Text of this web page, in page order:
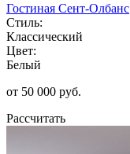
Гостиная Сент-Олбанс
Стиль:
Классический
Цвет:
Белый
от 50 000 руб.
Рассчитать